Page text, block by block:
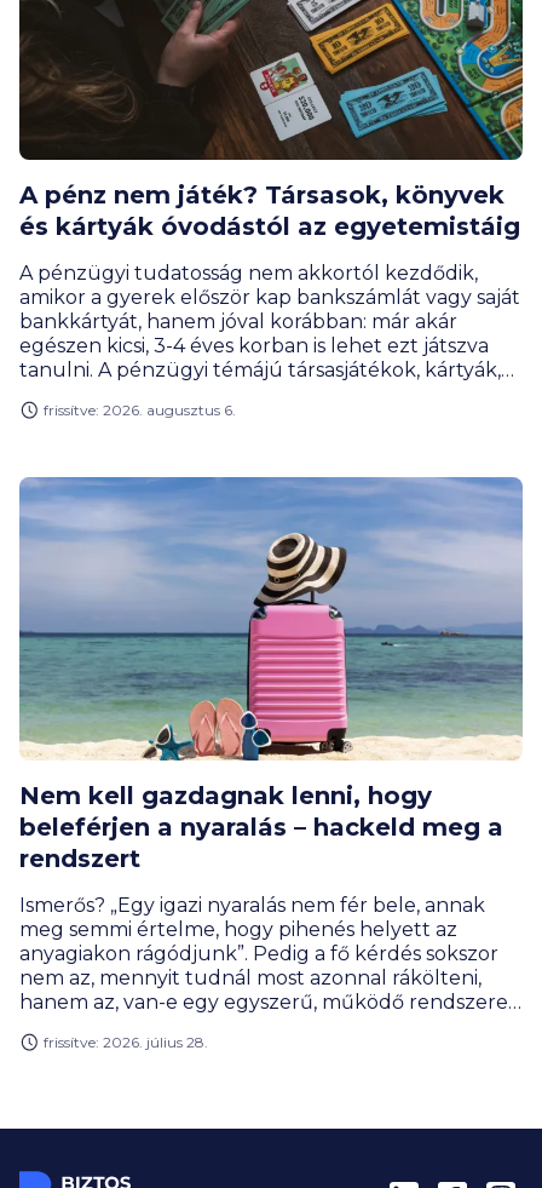
A pénz nem játék? Társasok, könyvek
és kártyák óvodástól az egyetemistáig
A pénzügyi tudatosság nem akkortól kezdődik,
amikor a gyerek először kap bankszámlát vagy saját
bankkártyát, hanem jóval korábban: már akár
egészen kicsi, 3-4 éves korban is lehet ezt játszva
tanulni. A pénzügyi témájú társasjátékok, kártyák,
meg tervezni, mérlegelni, gyűjteni vagy éppen
BiztosDöntés.hu gyűjtéséből kiderül, hogy akár az
egyetemisták is találnak olyan játékot, ami segít
nekik meghozni az első nagy pénzügyi
elhatározásukat.
frissítve: 2026. augusztus 6.
Nem kell gazdagnak lenni, hogy
beleférjen a nyaralás – hackeld meg a
rendszert
Ismerős? „Egy igazi nyaralás nem fér bele, annak
meg semmi értelme, hogy pihenés helyett az
anyagiakon rágódjunk”. Pedig a fő kérdés sokszor
nem az, mennyit tudnál most azonnal rákölteni,
hanem az, van-e egy egyszerű, működő rendszered
fizetnivalókat, pár okos nyaralás-hackkel faragsz a
lemondani az idei, vagy a következő évek
frissítve: 2026. július 28.